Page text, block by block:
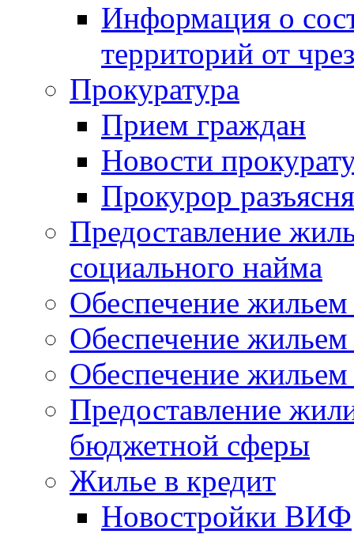
Информация о
территорий от
Прокуратура
Прием граждан
Новости
Прокурор
Предоставление
социального найма
Обеспечение
Обеспечение
Обеспечение жильем
Предоставление
бюджетной сферы
Жилье в кредит
Новостройки ВИФ